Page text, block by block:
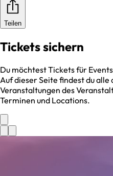
Teilen
Tickets sichern
Du möchtest Tickets für
Auf dieser Seite findest du
Veranstaltungen des
Terminen und Locations.